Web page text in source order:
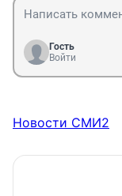
Гость
Войти
Новости СМИ2